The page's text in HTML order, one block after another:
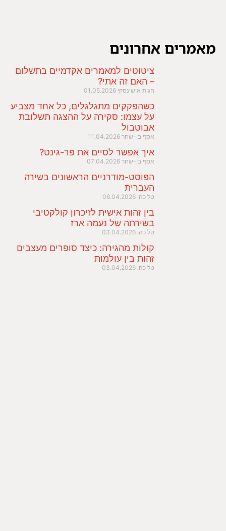
מאמרים אחרונים
ציטוטים למאמרים אקדמיים בתשלום
– האם זה אתי?
חגית אושינסקי 01.05.2026
כשהפקקים מתגלגלים, כל אחד מצביע
על עצמו: סקירה על ההצגה תשלובת
אבוטבול
אסף בן-שחר 11.04.2026
איך אפשר לסיים את פר-גינט?
אסף בן-שחר 07.04.2026
הפוסט-מודרניים הראשונים בשירה
העברית
טל כהן 06.04.2026
בין זהות אישית לזיכרון קולקטיבי
בשירתה של נעמה ארז
טל כהן 03.04.2026
קולות מהגירה: כיצד סופרים מעצבים
זהות בין עולמות
טל כהן 03.04.2026